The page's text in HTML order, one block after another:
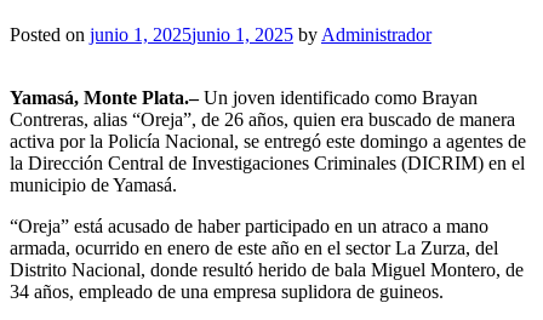
Posted on junio 1, 2025junio 1, 2025 by Administrador
Yamasá, Monte Plata.–Un joven identificado como Brayan
Contreras, alias “Oreja”, de 26 años, quien era buscado de manera
activa por la Policía Nacional, se entregó este domingo a agentes de
la Dirección Central de Investigaciones Criminales (DICRIM) en el
municipio de Yamasá.
“Oreja” está acusado de haber participado en un atraco a mano
armada, ocurrido en enero de este año en el sector La Zurza, del
Distrito Nacional, donde resultó herido de bala Miguel Montero, de
34 años, empleado de una empresa suplidora de guineos.